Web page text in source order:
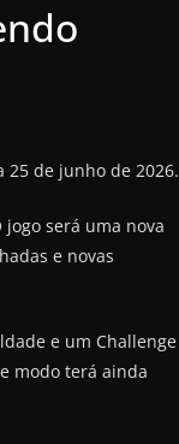
25 de junho de 2026.
será uma nova
e novas
e um Challenge
modo terá ainda